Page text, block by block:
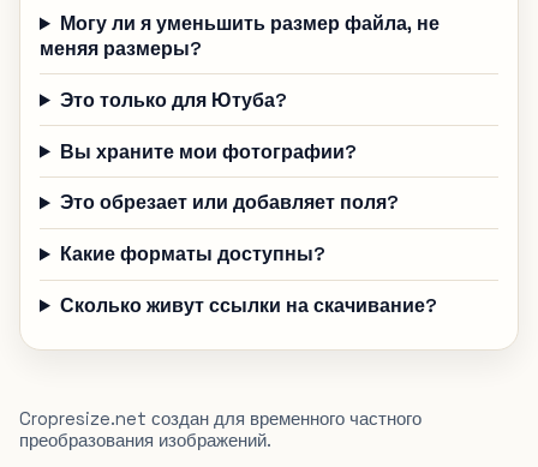
Могу ли я уменьшить размер файла, не
меняя размеры?
Это только для Ютуба?
Вы храните мои фотографии?
Это обрезает или добавляет поля?
Какие форматы доступны?
Сколько живут ссылки на скачивание?
Cropresize.net создан для временного частного
преобразования изображений.